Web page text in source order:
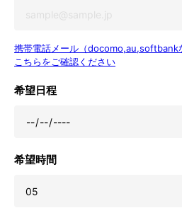
携帯電話メール（docomo,au,softbank
こちらをご確認ください
希望日程
希望時間